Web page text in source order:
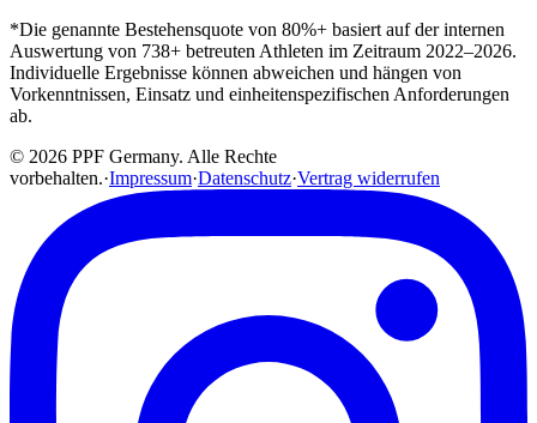
*Die genannte Bestehensquote von 80%+ basiert auf der internen
Auswertung von 738+ betreuten Athleten im Zeitraum 2022–2026.
Individuelle Ergebnisse können abweichen und hängen von
Vorkenntnissen, Einsatz und einheitenspezifischen Anforderungen
ab.
© 2026 PPF Germany. Alle Rechte
vorbehalten.·Impressum·Datenschutz·Vertrag widerrufen